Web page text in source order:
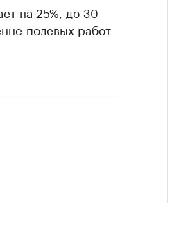
на 25%, до 30
полевых работ